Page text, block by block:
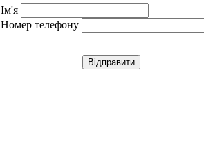
Ім'я
Номер телефону
Відправити